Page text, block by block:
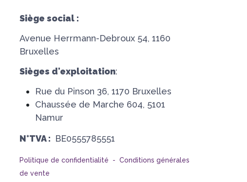
Siège social :
Avenue Herrmann-Debroux 54, 1160
Bruxelles
Sièges d'exploitation:
Rue du Pinson 36, 1170 Bruxelles
Chaussée de Marche 604, 5101
Namur
N°TVA : BE0555785551
Politique de confidentialité - Conditions générales
de vente